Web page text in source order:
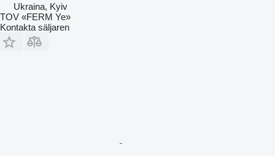
Ukraina, Kyiv
TOV «FERM Ye»
Kontakta säljaren